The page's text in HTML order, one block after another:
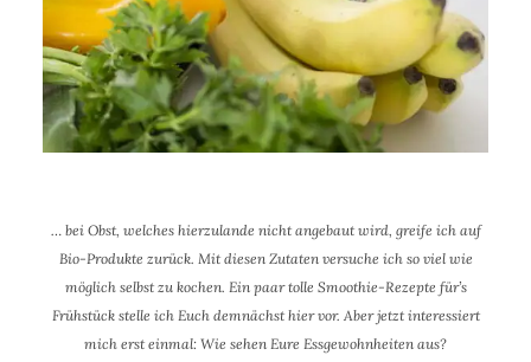
… bei Obst, welches hierzulande nicht angebaut wird, greife ich auf
Bio-Produkte zurück. Mit diesen Zutaten versuche ich so viel wie
möglich selbst zu kochen. Ein paar tolle Smoothie-Rezepte für’s
Frühstück stelle ich Euch demnächst hier vor. Aber jetzt interessiert
mich erst einmal: Wie sehen Eure Essgewohnheiten aus?